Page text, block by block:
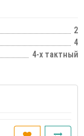
2
4
4-х тактный